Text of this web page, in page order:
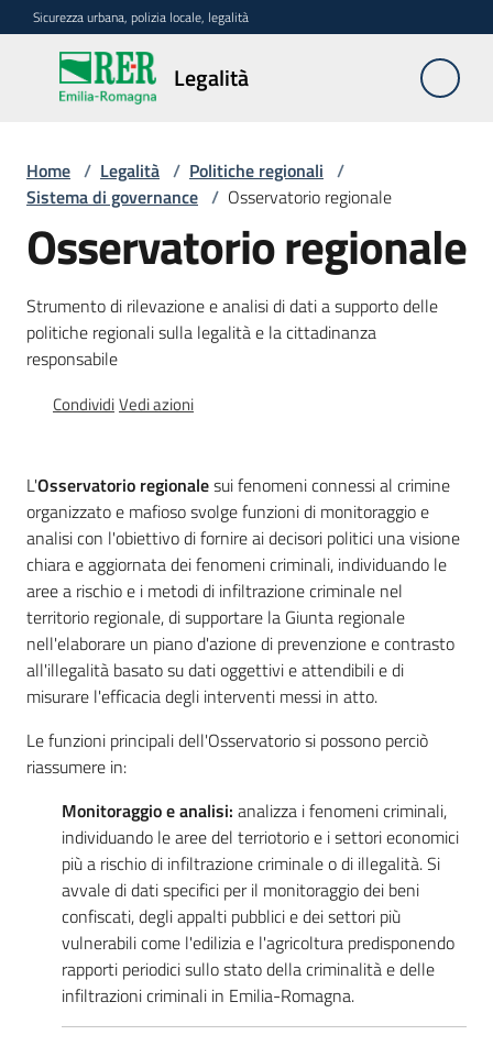
Vai al contenuto
Vai alla navigazione
Vai al footer
Sicurezza urbana, polizia locale, legalità
Legalità
Legalità
Politiche
regionali
Menu selezionato
Dati
e
analisi
confiscati
Rete
per
l'integrità
e
la
trasparenza
Sistema
degli
Sicurezza
urbana,
polizia
locale,
legalità
Home / Legalità / Politiche regionali /
Sistema di governance / Osservatorio regionale
Osservatorio regionale
Strumento di rilevazione e analisi di dati a supporto delle
politiche regionali sulla legalità e la cittadinanza
responsabile
CondividiVedi azioni
L'Osservatorio regionalesui fenomeni connessi al crimine
organizzato e mafioso svolge funzioni di monitoraggio e
analisi con l'obiettivo di fornire ai decisori politici una visione
chiara e aggiornata dei fenomeni criminali, individuando le
aree a rischio e i metodi di infiltrazione criminale nel
territorio regionale, di supportare la Giunta regionale
nell'elaborare un piano d'azione di prevenzione e contrasto
all'illegalità basato su dati oggettivi e attendibili e di
misurare l'efficacia degli interventi messi in atto.
Le funzioni principali dell'Osservatorio si possono perciò
riassumere in:
Monitoraggio e analisi: analizza i fenomeni criminali,
individuando le aree del terriotorio e i settori economici
più a rischio di infiltrazione criminale o di illegalità. Si
avvale di dati specifici per il monitoraggio dei beni
confiscati, degli appalti pubblici e dei settori più
vulnerabili come l'edilizia e l'agricoltura predisponendo
rapporti periodici sullo stato della criminalità e delle
infiltrazioni criminali in Emilia-Romagna.